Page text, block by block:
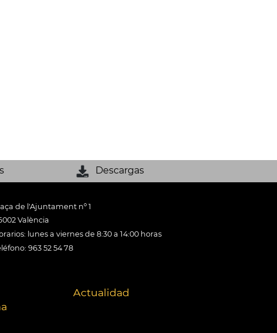
Descargas
de l'Ajuntament nº 1
València
lunes a viernes de 8:30 a 14:00 horas
963 52 54 78
Actualidad